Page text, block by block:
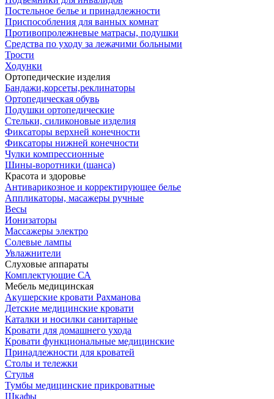
Постельное белье и принадлежности
Приспособления для ванных комнат
Противопролежневые матрасы, подушки
Средства по уходу за лежачими больными
Трости
Ходунки
Ортопедические изделия
Бандажи,корсеты,реклинаторы
Ортопедическая обувь
Подушки ортопедические
Стельки, силиконовые изделия
Фиксаторы верхней конечности
Фиксаторы нижней конечности
Чулки компрессионные
Шины-воротники (шанса)
Красота и здоровье
Антиварикозное и корректирующее белье
Аппликаторы, масажеры ручные
Весы
Ионизаторы
Массажеры электро
Солевые лампы
Увлажнители
Слуховые аппараты
Комплектующие СА
Мебель медицинская
Акушерские кровати Рахманова
Детские медицинские кровати
Каталки и носилки санитарные
Кровати для домашнего ухода
Кровати функциональные медицинские
Принадлежности для кроватей
Столы и тележки
Стулья
Тумбы медицинские прикроватные
Шкафы